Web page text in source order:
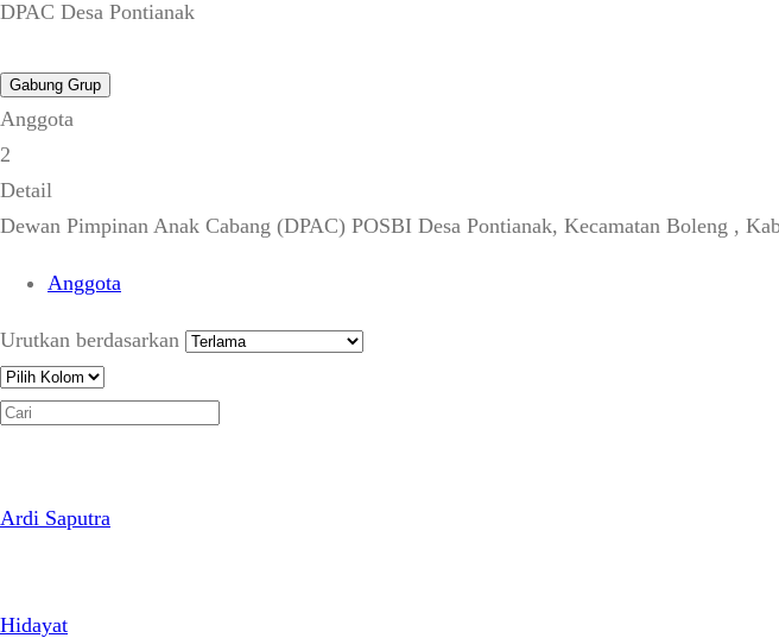
DPAC Desa Pontianak
Gabung Grup
Anggota
2
Detail
Dewan Pimpinan Anak Cabang (DPAC) POSBI Desa Pontianak, Kecamatan Boleng ,
Anggota
Urutkan berdasarkan
Ardi Saputra
Hidayat